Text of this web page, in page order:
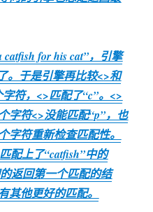
catfish for his cat”，引擎
。于是引擎再比较<>和
字符，<>匹配了“c”。<>
字符<>没能匹配“p”，也
字符重新检查匹配性。
配上了“catfish”中的
返回第一个匹配的结
其他更好的匹配。